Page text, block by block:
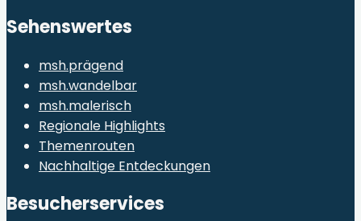
Sehenswertes
msh.prägend
msh.wandelbar
msh.malerisch
Regionale Highlights
Themenrouten
Nachhaltige Entdeckungen
Besucherservices